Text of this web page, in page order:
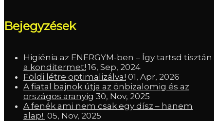
Bejegyzések
Higiénia az ENERGYM-ben – Így tartsd tisztán
a konditermet! 16, Sep, 2024
Földi létre optimalizálva! 01, Apr, 2026
A fiatal bajnok útja az önbizalomig és az
országos aranyig 30, Nov, 2025
A fenék ami nem csak egy dísz – hanem
alap! 05, Nov, 2025